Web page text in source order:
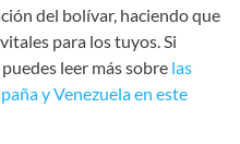
del bolívar, haciendo que
para los tuyos. Si
leer más sobre las
y Venezuela en este